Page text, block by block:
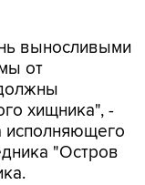
выносливыми
от
хищника", -
исполняющего
"Остров